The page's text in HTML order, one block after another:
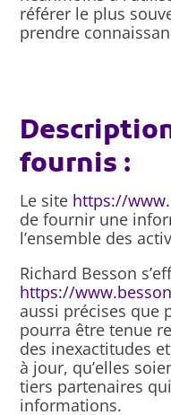
référer le plus
prendre
fournis :
Le site https://
de fournir une
l’ensemble des
Richard Besson
https://
aussi précises que
pourra être tenue
des inexactitudes
à jour, qu’elles
tiers partenaires
informations.